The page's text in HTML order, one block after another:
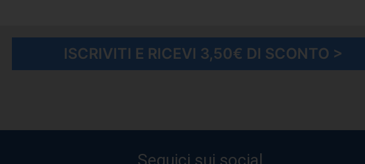
ISCRIVITI E RICEVI 3,50€ DI SCONTO >
Seguici sui social